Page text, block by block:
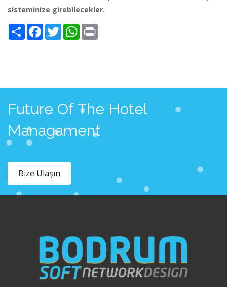
sisteminize girebilecekler.
Share Facebook
TwitterWhatsApp
Future Of The Hotel
Managament
Bize Ulaşın